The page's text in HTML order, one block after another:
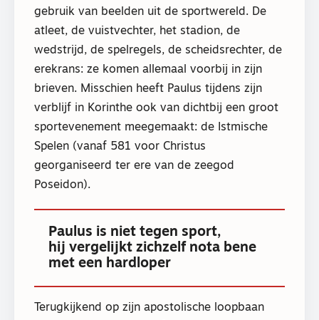
gebruik van beelden uit de sportwereld. De
atleet, de vuistvechter, het stadion, de
wedstrijd, de spelregels, de scheidsrechter, de
erekrans: ze komen allemaal voorbij in zijn
brieven. Misschien heeft Paulus tijdens zijn
verblijf in Korinthe ook van dichtbij een groot
sportevenement meegemaakt: de Istmische
Spelen (vanaf 581 voor Christus
georganiseerd ter ere van de zeegod
Poseidon).
Paulus is niet tegen sport,
hij vergelijkt zichzelf nota bene
met een hardloper
Terugkijkend op zijn apostolische loopbaan